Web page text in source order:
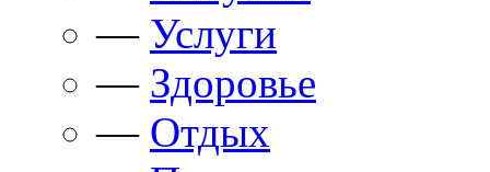
— Услуги
— Здоровье
— Отдых